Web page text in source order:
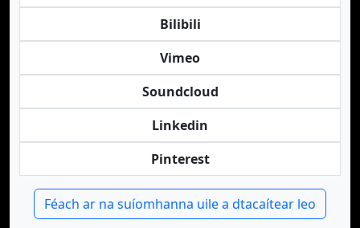
Bilibili
Vimeo
Soundcloud
Linkedin
Pinterest
Féach ar na suíomhanna uile a dtacaítear leo